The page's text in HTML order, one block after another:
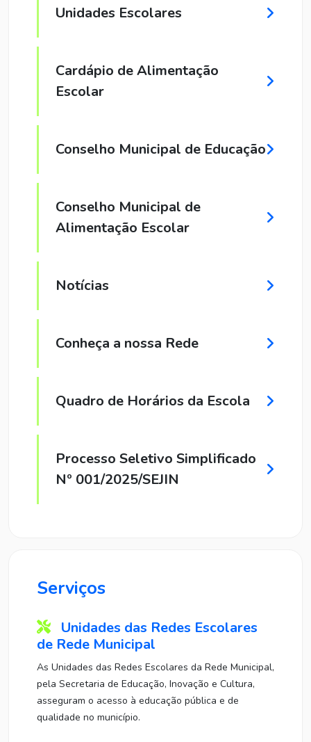
Unidades Escolares
Cardápio de Alimentação
Escolar
Conselho Municipal de Educação
Conselho Municipal de
Alimentação Escolar
Notícias
Conheça a nossa Rede
Quadro de Horários da Escola
Processo Seletivo Simplificado
Nº 001/2025/SEJIN
Serviços
Unidades das Redes Escolares
de Rede Municipal
As Unidades das Redes Escolares da Rede Municipal,
pela Secretaria de Educação, Inovação e Cultura,
asseguram o acesso à educação pública e de
qualidade no município.